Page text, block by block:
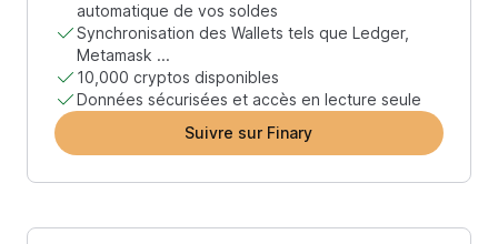
automatique de vos soldes
Synchronisation des Wallets tels que Ledger,
Metamask ...
10,000 cryptos disponibles
Données sécurisées et accès en lecture seule
Suivre sur Finary